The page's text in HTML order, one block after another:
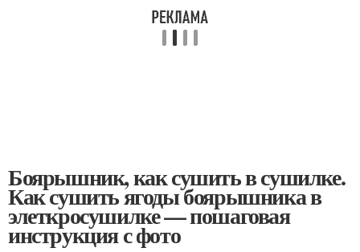
Боярышник, как сушить в сушилке.
Как сушить ягоды боярышника в
элеткросушилке — пошаговая
инструкция с фото